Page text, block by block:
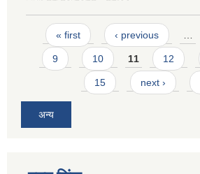
Pages
« first ‹ previous
9 10 11 12
15 next ›
अन्य